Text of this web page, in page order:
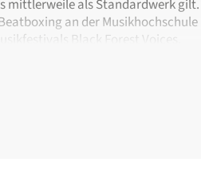
mittlerweile als Standardwerk gilt.
an der Musikhochschule
Black Forest Voices.